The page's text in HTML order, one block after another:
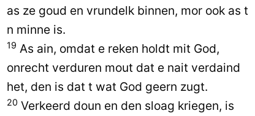
as ze goud en vrundelk binnen, mor ook as t
n minne is.
19 As ain, omdat e reken holdt mit God,
onrecht verduren mout dat e nait verdaind
het, den is dat t wat God geern zugt.
20 Verkeerd doun en den sloag kriegen, is